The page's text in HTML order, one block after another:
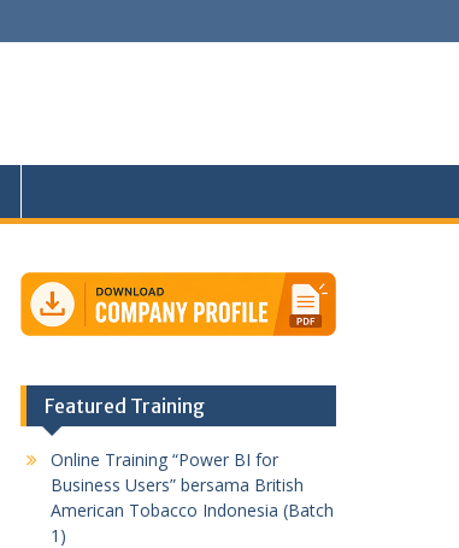
Featured Training
Online Training “Power BI for
Business Users” bersama British
American Tobacco Indonesia (Batch
1)